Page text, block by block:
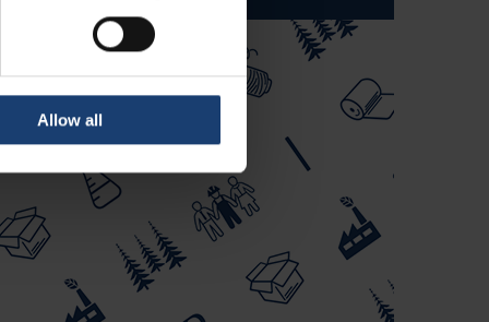
Allow all